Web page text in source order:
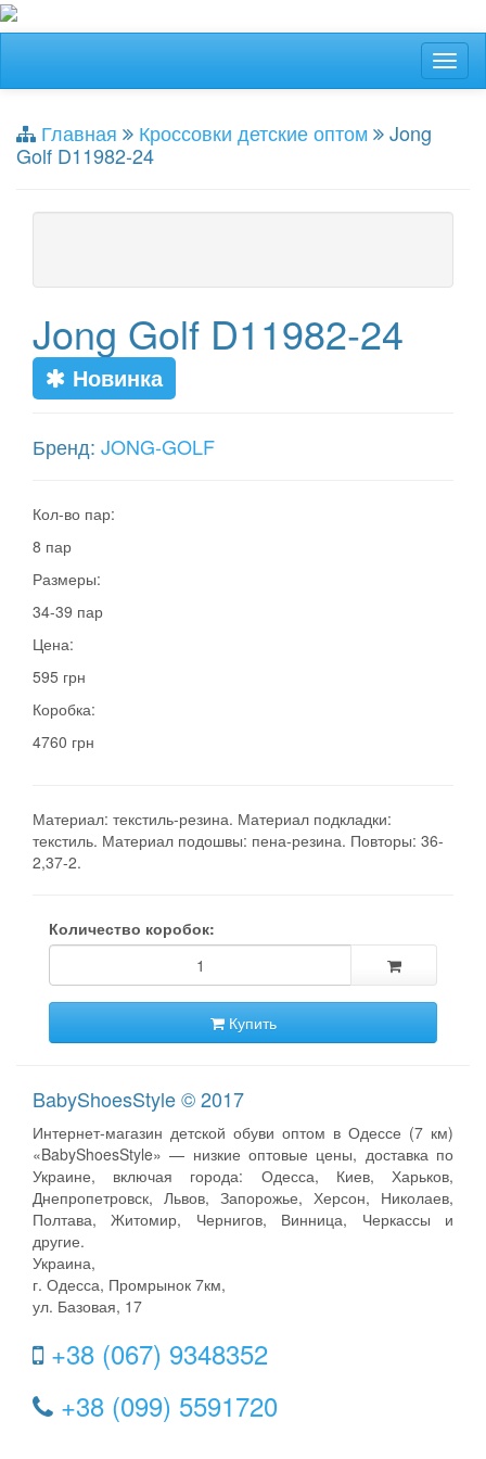
Главная Кроссовки детские оптом
Jong
Golf D11982-24
Jong Golf D11982-24
Новинка
Бренд: JONG-GOLF
Кол-во пар:
8 пар
Размеры:
34-39 пар
Цена:
595 грн
Коробка:
4760 грн
Материал: текстиль-резина. Материал подкладки:
текстиль. Материал подошвы: пена-резина. Повторы: 36-
2,37-2.
Количество коробок:
Купить
BabyShoesStyle © 2017
Интернет-магазин детской обуви оптом в Одессе (7 км)
«BabyShoesStyle» — низкие оптовые цены, доставка по
Украине, включая города: Одесса, Киев, Харьков,
Днепропетровск, Львов, Запорожье, Херсон, Николаев,
Полтава, Житомир, Чернигов, Винница, Черкассы и
другие.
Украина,
г. Одесса, Промрынок 7км,
ул. Базовая, 17
+38 (067) 9348352
+38 (099) 5591720